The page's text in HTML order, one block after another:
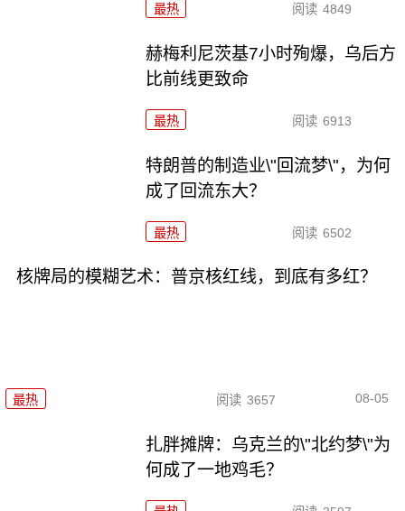
最热 阅读 4849
赫梅利尼茨基7小时殉爆，乌后方
比前线更致命
最热 阅读 6913
特朗普的制造业\"回流梦\"，为何
成了回流东大？
最热 阅读 6502
核牌局的模糊艺术：普京核红线，到底有多红？
最热 阅读 3657 08-05
扎胖摊牌：乌克兰的\"北约梦\"为
何成了一地鸡毛？